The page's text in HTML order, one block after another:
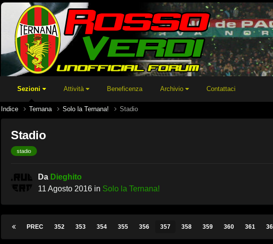
Sezioni Attività Beneficenza Archivio Contattaci
Indice Ternana Solo la Ternana! Stadio
Stadio
stadio
Da Dieghito
11 Agosto 2016 in Solo la Ternana!
PREC 352 353 354 355 356 357 358 359 360 361